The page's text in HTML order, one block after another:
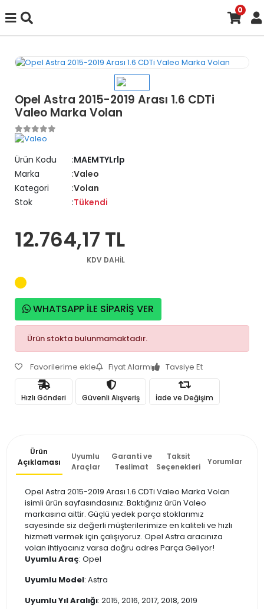
0
Opel Astra 2015-2019 Arası 1.6 CDTi
Valeo Marka Volan
Ürün Kodu
MAEMTYLrlp
Marka
Valeo
Kategori
Volan
Stok
Tükendi
12.764,17 TL
KDV DAHİL
WHATSAPP İLE SİPARİŞ VER
Ürün stokta bulunmamaktadır.
Favorilerime ekle Fiyat Alarmı Tavsiye Et
Hızlı Gönderi Güvenli Alışveriş İade ve Değişim
Ürün
Açıklaması
Uyumlu
Araçlar
Garanti ve
Teslimat
Taksit
Seçenekleri
Yorumlar
Opel Astra 2015-2019 Arası 1.6 CDTi Valeo Marka Volan
isimli ürün sayfasındasınız. Baktığınız ürün Valeo
markasına aittir. Güçlü yedek parça stoklarımız
sayesinde siz değerli müşterilerimize en kaliteli ve hızlı
hizmeti vermek için çalışıyoruz. Opel Astra aracınıza
volan ihtiyacınız varsa doğru adres Parça Geliyor!
Uyumlu Araç: Opel
Uyumlu Model: Astra
Uyumlu Yıl Aralığı: 2015, 2016, 2017, 2018, 2019